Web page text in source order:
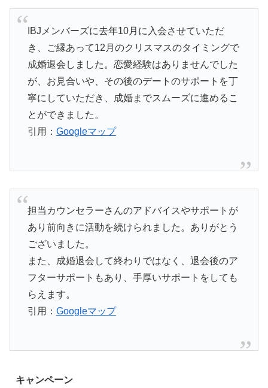
IBJメンバーズに去年10月に入会させていただ
き、ご縁あって12月のクリスマスのタイミングで
成婚退会しました。恋愛経験はありませんでした
が、お見合いや、その後のデートのサポートを丁
寧にしていただき、成婚までスムーズに進めるこ
とができました。
引用： Googleマップ
担当カウンセラーさんのアドバイスやサポートが
あり前向きに活動を続けられました。ありがとう
ございました。
また、成婚退会して終わりではなく、退会後のア
フターサポートもあり、手厚いサポートをしても
らえます。
引用： Googleマップ
キャンペーン